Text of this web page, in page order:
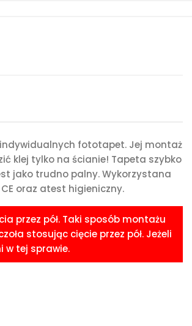
fototapet. Jej montaż
klej tylko na ścianie! Tapeta szybko
jako trudno palny. Wykorzystana
oraz atest higieniczny.
przez pół. Taki sposób montażu
stosując cięcie przez pół. Jeżeli
w tej sprawie.